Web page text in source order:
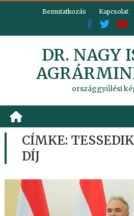
Bemutatkozás Kapcsolat
DR. NAGY
országgyűlési
CÍMKE:
DÍJ